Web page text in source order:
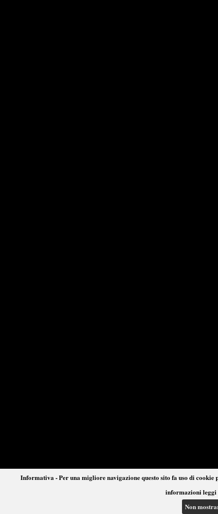
Informativa - Per una migliore navigazione questo sito fa uso di
informazioni leggi
Non